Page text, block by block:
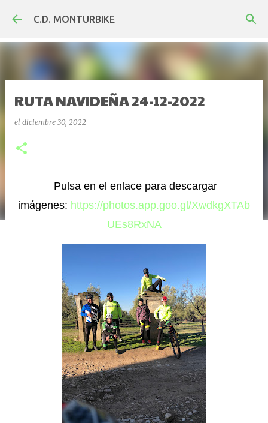
Ir al contenido principal
C.D. MONTURBIKE
RUTA NAVIDEÑA 24-12-2022
el diciembre 30, 2022
Pulsa en el enlace para descargar
imágenes: https://photos.app.goo.gl/XwdkgXTAb
UEs8RxNA